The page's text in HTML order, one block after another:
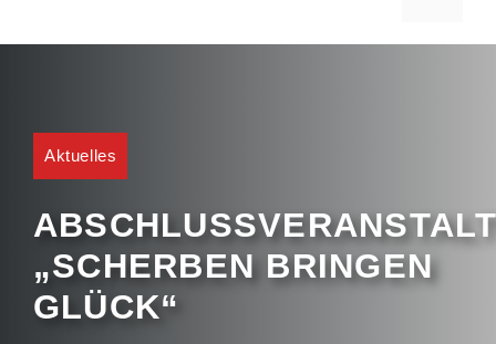
Aktuelles
„SCHERBEN BRINGEN
GLÜCK“